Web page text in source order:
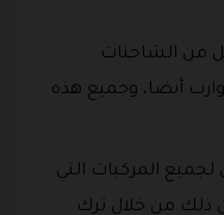
من الشاحنات
أيضا، وجميع هذه
لجميع المركبات التي
ذلك من خلال ترك